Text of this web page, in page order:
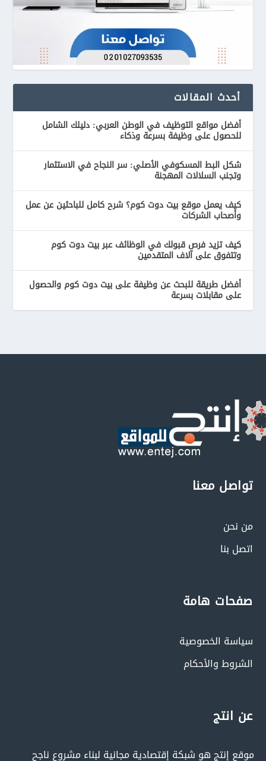
أحدث المقالات
أفضل مواقع التوظيف في الوطن العربي: دليلك الشامل
للحصول على وظيفة بسرعة وذكاء
شكل البط المسكوفي الأصلي: سر النجاح في الاستثمار
وتجنب السلالات المهجنة
كيف يعمل موقع بيت دوت كوم؟ شرح كامل للباحثين عن عمل
وأصحاب الشركات
كيف تزيد فرص قبولك في الوظائف عبر بيت دوت كوم
وتتفوق على آلاف المتقدمين
أفضل طريقة للبحث عن وظيفة على بيت دوت كوم والحصول
على مقابلات بسرعة
تواصل معنا
من نحن
اتصل بنا
صفحات هامة
سياسة الخصوصية
الشروط والأحكام
عن انتج
موقع إنتج هو شبكة إقتصادية مجانية لبناء مشروع ناجح